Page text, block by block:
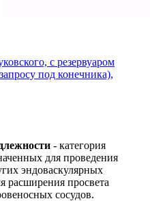
с резервуаром
под конечника),
- категория
для проведения
эндоваскулярных
расширения просвета
сосудов.